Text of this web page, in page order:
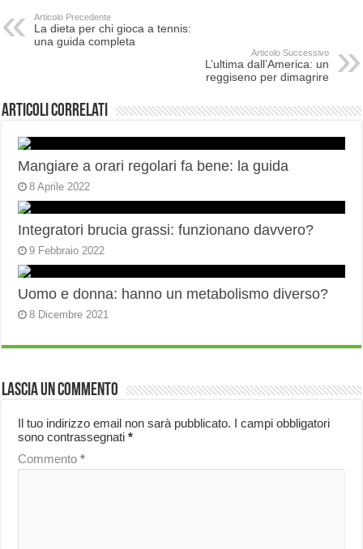
Articolo Precedente
La dieta per chi gioca a tennis:
una guida completa
Articolo Successivo
L’ultima dall’America: un
reggiseno per dimagrire
Articoli correlati
Mangiare a orari regolari fa bene: la guida
8 Aprile 2022
Integratori brucia grassi: funzionano davvero?
9 Febbraio 2022
Uomo e donna: hanno un metabolismo diverso?
8 Dicembre 2021
Lascia un commento
Il tuo indirizzo email non sarà pubblicato. I campi obbligatori
sono contrassegnati*
Commento*